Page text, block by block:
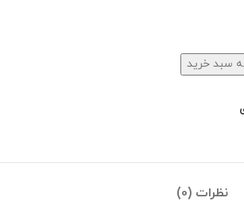
سبد خرید
نظرات (0)